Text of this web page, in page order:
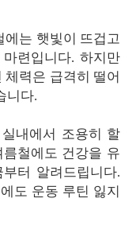
에는 햇빛이 뜨겁고
련입니다. 하지만
력은 급격히 떨어
니다.
내에서 조용히 할
철에도 건강을 유
터 알려드립니다.
도 운동 루틴 잃지